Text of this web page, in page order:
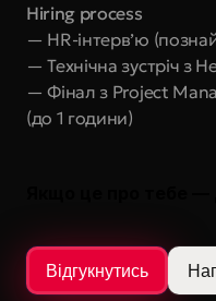
Hiring process
— HR-інтерв’ю
— Технічна зустріч з
— Фінал з Project
(до 1 години)
Відгукнутись